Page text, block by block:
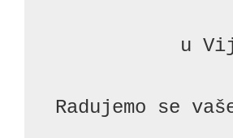
u
Radujemo se